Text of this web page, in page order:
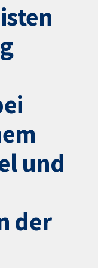
und
der